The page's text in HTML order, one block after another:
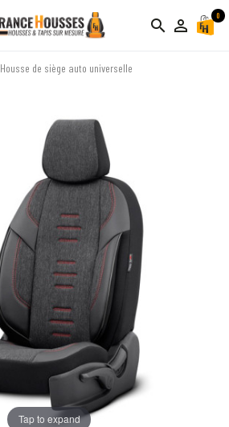
search person_outline
0
Housse de siège auto universelle
Tap to expand